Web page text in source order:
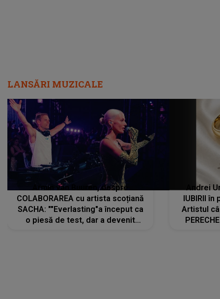
LANSĂRI MUZICALE
Armin van Buuren, despre
COLABORAREA cu artista scoțiană
SACHA: ""Everlasting"a început ca
o piesă de test, dar a devenit
Andrei
IUBIRII în
Artistul